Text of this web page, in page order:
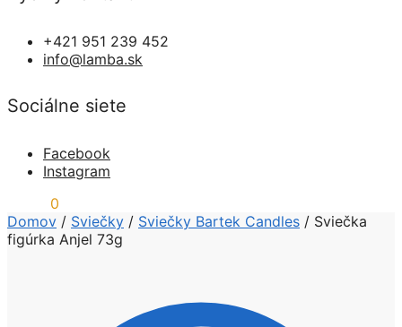
+421 951 239 452
info@lamba.sk
Sociálne siete
Facebook
Instagram
0
Domov / Sviečky / Sviečky Bartek Candles / Sviečka
figúrka Anjel 73g